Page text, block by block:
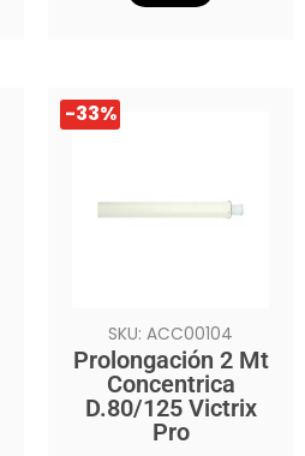
-33%
SKU: ACC00104
Prolongación 2 Mt
Concentrica
D.80/125 Victrix
Pro
El
precio
era:
$329.990.
El
precio
es:
$219.990.